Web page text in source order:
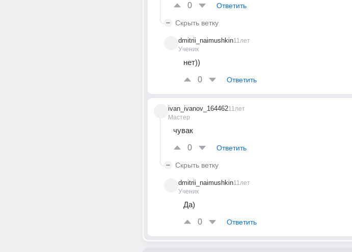
0
Ответить
Скрыть ветку
dmitrii_naimushkin
Ученик
11лет
нет))
0
Ответить
ivan_ivanov_164462
Мастер
11лет
чувак
0
Ответить
Скрыть ветку
dmitrii_naimushkin
Ученик
11лет
Да)
0
Ответить